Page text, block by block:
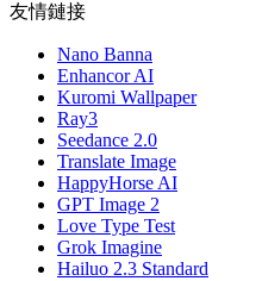
友情鏈接
Nano Banna
Enhancor AI
Kuromi Wallpaper
Ray3
Seedance 2.0
Translate Image
HappyHorse AI
GPT Image 2
Love Type Test
Grok Imagine
Hailuo 2.3 Standard